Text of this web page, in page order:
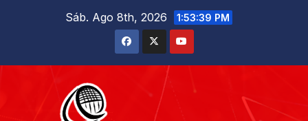
Sáb. Ago 8th, 2026 1:53:40 PM